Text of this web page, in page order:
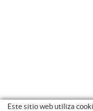
Este sitio web utiliza